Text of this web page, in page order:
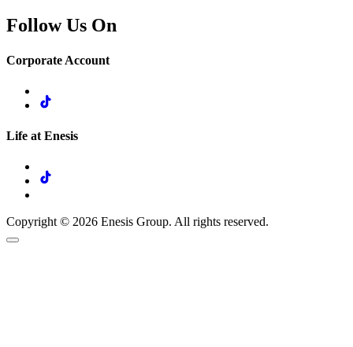
Follow Us On
Corporate Account
Life at Enesis
Copyright © 2026 Enesis Group. All rights reserved.